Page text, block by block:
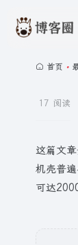
首页 •
17 阅读
这篇文
机壳普
可达